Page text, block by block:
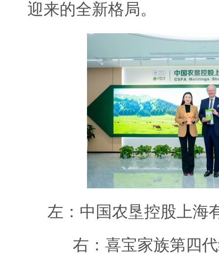
迎来的全新格局。
左：中国农垦控股上海
右：喜宝家族第四